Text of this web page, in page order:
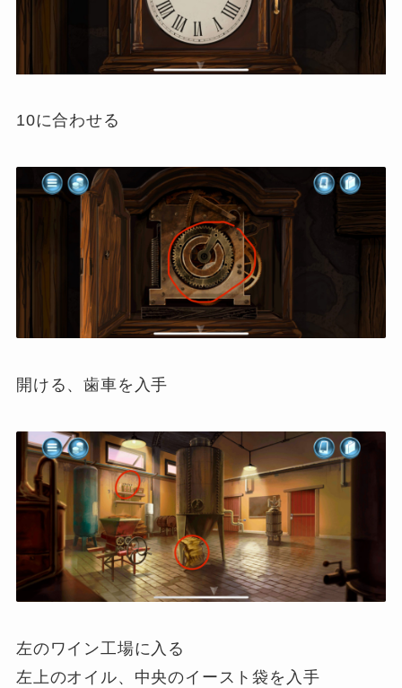
10に合わせる
開ける、歯車を入手
左のワイン工場に入る
左上のオイル、中央のイースト袋を入手